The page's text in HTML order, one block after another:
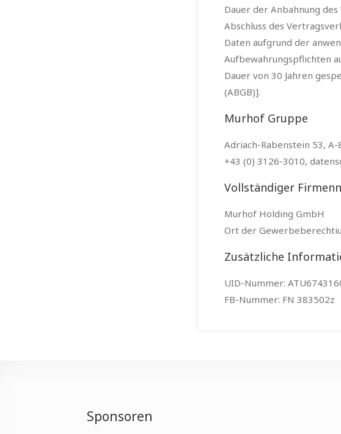
Dauer der Anbahnung
Abschluss des
Daten aufgrund der
Aufbewahrungspflichten
Dauer von 30 Jahren
(ABGB)].
Murhof Gruppe
Adriach-Rabenstein 53,
+43 (0) 3126-3010,
Vollständiger
Murhof Holding GmbH
Ort der
Zusätzliche
UID-Nummer:
FB-Nummer: FN 383502z
Sponsoren